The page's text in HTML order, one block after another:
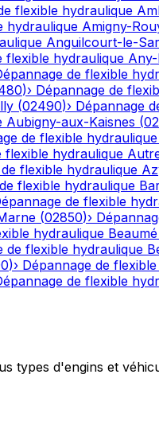
flexible hydraulique
hydraulique Amigny-
Anguilcourt-le-
flexible hydraulique
de flexible
)› Dépannage de
(02490)› Dépannage
Aubigny-aux-Kaisnes (
de flexible hydraulique
flexible hydraulique
flexible hydraulique
flexible hydraulique
de flexible
(02850)›
hydraulique Beaumé
de flexible hydraulique
)› Dépannage de
de flexible
types d'engins et